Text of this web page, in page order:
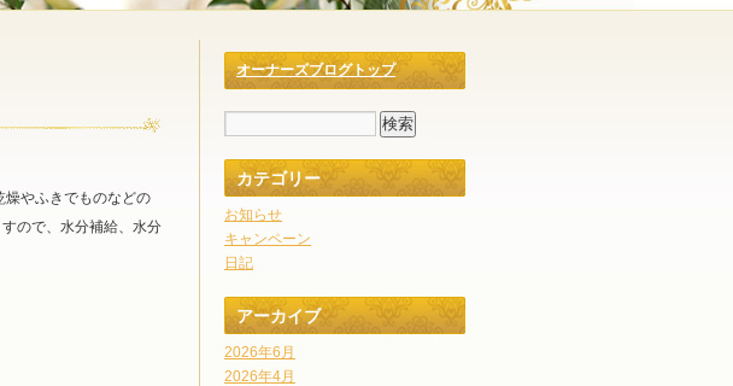
オーナーズブログトップ
カテゴリー
お知らせ
キャンペーン
日記
アーカイブ
2026年6月
2026年4月
やふきでものなどの
ので、水分補給、水分